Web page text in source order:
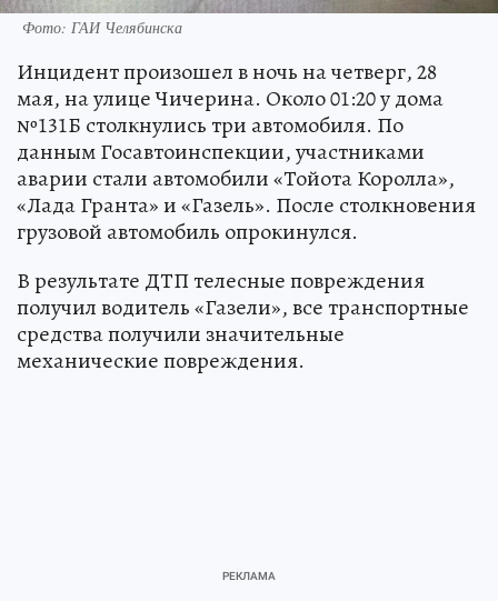
Фото: ГАИ Челябинска
Инцидент произошел в ночь на четверг, 28
мая, на улице Чичерина. Около 01:20 у дома
№131Б столкнулись три автомобиля. По
данным Госавтоинспекции, участниками
аварии стали автомобили «Тойота Королла»,
«Лада Гранта» и «Газель». После столкновения
грузовой автомобиль опрокинулся.
В результате ДТП телесные повреждения
получил водитель «Газели», все транспортные
средства получили значительные
механические повреждения.